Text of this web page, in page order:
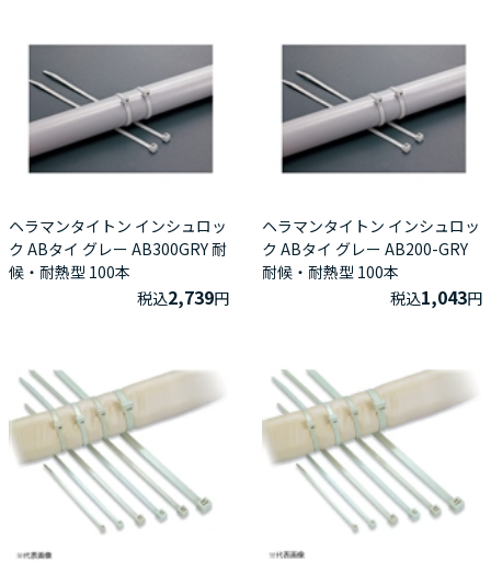
ヘラマンタイトン インシュロッ
ク ABタイ グレー AB300GRY 耐
候・耐熱型 100本
税込2,739円
ヘラマンタイトン インシュロッ
ク ABタイ グレー AB200-GRY
耐候・耐熱型 100本
税込1,043円